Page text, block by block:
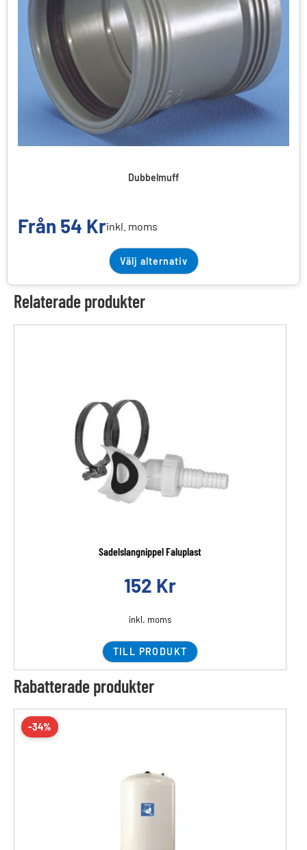
Dubbelmuff
Från 54 Krinkl. moms
Välj alternativ
Relaterade produkter
Sadelslangnippel Faluplast
152 Kr
inkl. moms
TILL PRODUKT
Rabatterade produkter
-34%